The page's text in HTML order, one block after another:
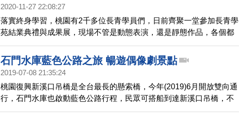
2020-11-27 22:08:27
落實終身學習，桃園有2千多位長青學員們，日前齊聚一堂參加長青學
苑結業典禮與成果展，現場不管是動態表演，還是靜態作品，各個都
體現出「活到老、學到老」的長者風範。帶您一起去看看。
石門水庫藍色公路之旅 暢遊偶像劇景點
2019-07-08 21:35:24
桃園復興新溪口吊橋是全台最長的懸索橋，今年(2019)6月開放雙向通
行，石門水庫也啟動藍色公路行程，民眾可搭船到達新溪口吊橋，不
需經台七線塞車之苦，又可欣賞湖光山色的景緻。